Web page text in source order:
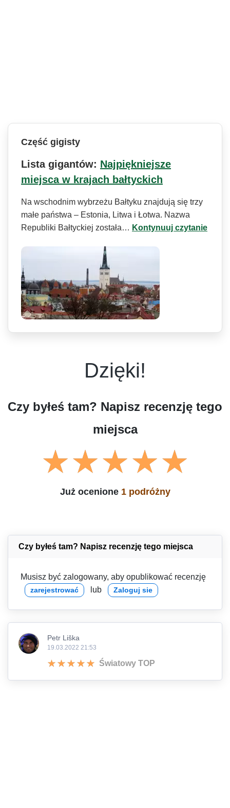
Część gigisty
Lista gigantów: Najpiękniejsze
miejsca w krajach bałtyckich
Na wschodnim wybrzeżu Bałtyku znajdują się trzy
małe państwa – Estonia, Litwa i Łotwa. Nazwa
Republiki Bałtyckiej została… Kontynuuj czytanie
Dzięki!
Czy byłeś tam? Napisz recenzję tego
miejsca
Już ocenione 1 podróżny
Czy byłeś tam? Napisz recenzję tego miejsca
Musisz być zalogowany, aby opublikować recenzję
zarejestrować lub Zaloguj sie
Petr Liška
19.03.2022 21:53
Światowy TOP